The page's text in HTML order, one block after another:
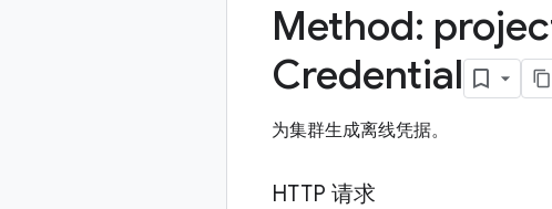
Method:
Credential
为集群生成离线凭据。
HTTP 请求